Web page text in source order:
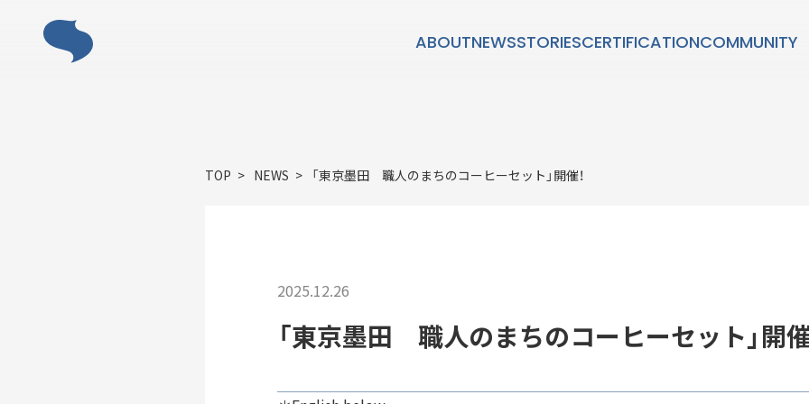
ABOUTNEWSSTORIESCERTIFICATIONCOMMUNITY
TOP NEWS 「東京墨田 職人のまちのコーヒーセット」開催！
2025.12.26
「東京墨田 職人のまちのコーヒーセット」開催